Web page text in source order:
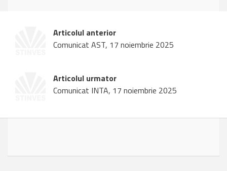
Articolul anterior
Comunicat AST, 17 noiembrie 2025
Articolul urmator
Comunicat INTA, 17 noiembrie 2025